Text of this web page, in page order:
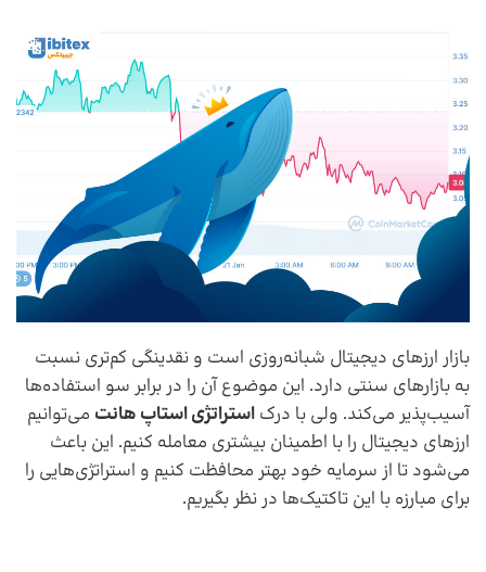
‌بازار ارزهای دیجیتال شبانه‌روزی است و نقدینگی کم‌تری نسبت
به بازار‌های سنتی دارد. این موضوع آن را در برابر سو استفاده‌ها
آسیب‌پذیر می‌کند. ولی با درک استراتژی استاپ هانت می‌توانیم
ارز‌های دیجیتال را با اطمینان بیشتری معامله کنیم. این باعث
می‌شود تا از سرمایه خود بهتر محافظت کنیم و استراتژی‌هایی را
برای مبارزه با این تاکتیک‌ها در نظر بگیریم.